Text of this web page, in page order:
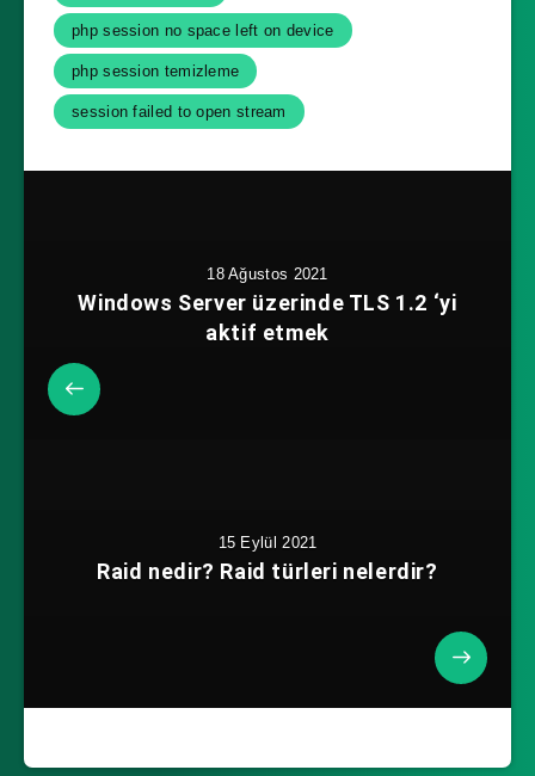
php session no space left on device
php session temizleme
session failed to open stream
18 Ağustos 2021
Windows Server üzerinde TLS 1.2 ‘yi
aktif etmek
15 Eylül 2021
Raid nedir? Raid türleri nelerdir?